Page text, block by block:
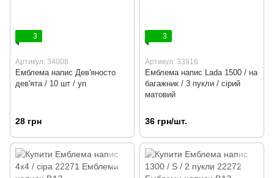
3
Артикул: 34008
Емблема напис Дев'яносто
дев'ята / 10 шт / уп
28 грн
3
Артикул: 33916
Емблема напис Lada 1500 / на
багажник / 3 пукли / сірий
матовий
36 грн/шт.